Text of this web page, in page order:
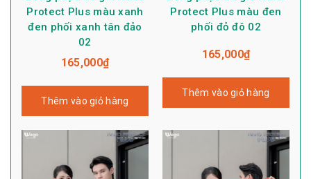
Protect Plus màu xanh
đen phối xanh tân đảo
02
165,000₫
Thêm vào giỏ hàng
Protect Plus màu đen
phối đỏ đô 02
165,000₫
Thêm vào giỏ hàng